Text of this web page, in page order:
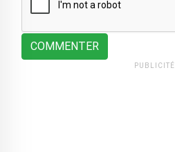
COMMENTER
PUBLICITÉ